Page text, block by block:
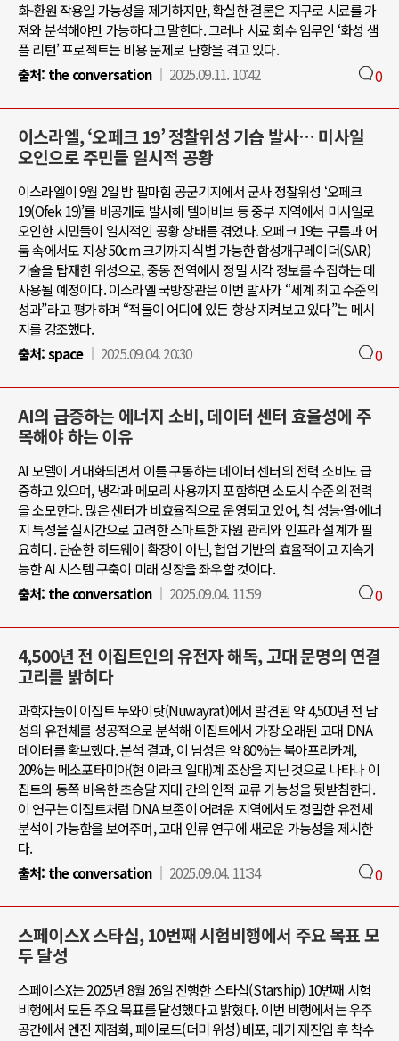
화-환원 작용일 가능성을 제기하지만, 확실한 결론은 지구로 시료를 가
져와 분석해야만 가능하다고 말한다. 그러나 시료 회수 임무인 ‘화성 샘
플 리턴’ 프로젝트는 비용 문제로 난항을 겪고 있다.
출처: the conversation 2025.09.11. 10:42 0
이스라엘, ‘오페크 19’ 정찰위성 기습 발사… 미사일
오인으로 주민들 일시적 공황
이스라엘이 9월 2일 밤 팔마힘 공군기지에서 군사 정찰위성 ‘오페크
19(Ofek 19)’를 비공개로 발사해 텔아비브 등 중부 지역에서 미사일로
오인한 시민들이 일시적인 공황 상태를 겪었다. 오페크 19는 구름과 어
둠 속에서도 지상 50cm 크기까지 식별 가능한 합성개구레이더(SAR)
기술을 탑재한 위성으로, 중동 전역에서 정밀 시각 정보를 수집하는 데
사용될 예정이다. 이스라엘 국방장관은 이번 발사가 “세계 최고 수준의
성과”라고 평가하며 “적들이 어디에 있든 항상 지켜보고 있다”는 메시
지를 강조했다.
출처:space 2025.09.04. 20:30 0
AI의 급증하는 에너지 소비, 데이터 센터 효율성에 주
목해야 하는 이유
AI 모델이 거대화되면서 이를 구동하는 데이터 센터의 전력 소비도 급
증하고 있으며, 냉각과 메모리 사용까지 포함하면 소도시 수준의 전력
을 소모한다. 많은 센터가 비효율적으로 운영되고 있어, 칩 성능·열·에너
지 특성을 실시간으로 고려한 스마트한 자원 관리와 인프라 설계가 필
요하다. 단순한 하드웨어 확장이 아닌, 협업 기반의 효율적이고 지속가
능한 AI 시스템 구축이 미래 성장을 좌우할 것이다.
출처: the conversation 2025.09.04. 11:59 0
4,500년 전 이집트인의 유전자 해독, 고대 문명의 연결
고리를 밝히다
과학자들이 이집트 누와이랏(Nuwayrat)에서 발견된 약 4,500년 전 남
성의 유전체를 성공적으로 분석해 이집트에서 가장 오래된 고대 DNA
데이터를 확보했다. 분석 결과, 이 남성은 약 80%는 북아프리카계,
20%는 메소포타미아(현 이라크 일대)계 조상을 지닌 것으로 나타나 이
집트와 동쪽 비옥한 초승달 지대 간의 인적 교류 가능성을 뒷받침한다.
이 연구는 이집트처럼 DNA 보존이 어려운 지역에서도 정밀한 유전체
분석이 가능함을 보여주며, 고대 인류 연구에 새로운 가능성을 제시한
다.
출처: the conversation 2025.09.04. 11:34 0
스페이스X 스타십, 10번째 시험비행에서 주요 목표 모
두 달성
스페이스X는 2025년 8월 26일 진행한 스타십(Starship) 10번째 시험
비행에서 모든 주요 목표를 달성했다고 밝혔다. 이번 비행에서는 우주
공간에서 엔진 재점화, 페이로드(더미 위성) 배포, 대기 재진입 후 착수